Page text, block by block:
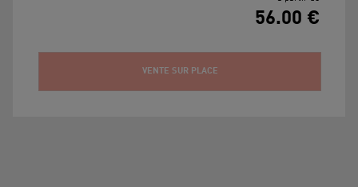
56.00 €
VENTE SUR PLACE